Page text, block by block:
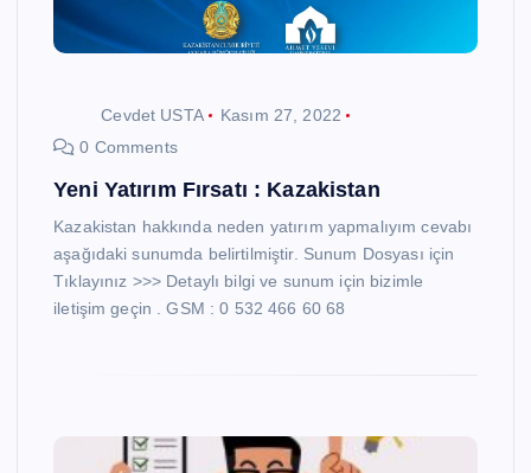
Cevdet USTA
Kasım 27, 2022
0 Comments
Yeni Yatırım Fırsatı : Kazakistan
Kazakistan hakkında neden yatırım yapmalıyım cevabı
aşağıdaki sunumda belirtilmiştir. Sunum Dosyası için
Tıklayınız >>> Detaylı bilgi ve sunum için bizimle
iletişim geçin . GSM : 0 532 466 60 68